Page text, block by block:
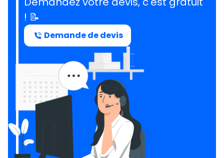
! 📝
Demande de devis